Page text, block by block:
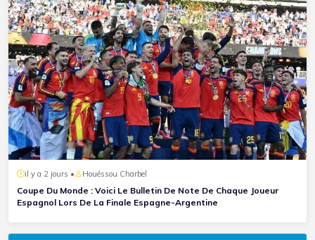
il y a 2 jours • Houéssou Charbel
Coupe Du Monde : Voici Le Bulletin De Note De Chaque Joueur
Espagnol Lors De La Finale Espagne-Argentine